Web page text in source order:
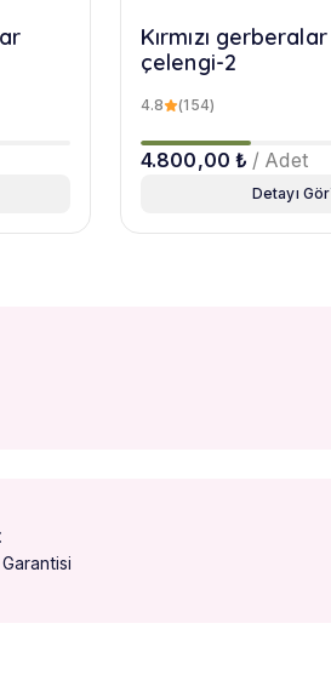
Kırmızı gerberalar cenaze
çelengi-2
4.8 (154)
4.800,00 ₺ / Adet
Detayı Gör